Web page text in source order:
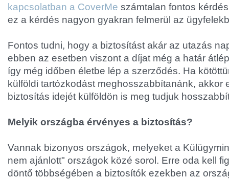
kapcsolatban a CoverMe számtalan fontos
ez a kérdés nagyon gyakran felmerül az
Fontos tudni, hogy a biztosítást akár az utazás
ebben az esetben viszont a díjat még a határ
így még időben életbe lép a szerződés. Ha
külföldi tartózkodást meghosszabbítanánk, akkor
biztosítás idejét külföldön is meg tudjuk
Melyik országba érvényes a biztosítás?
Vannak bizonyos országok, melyeket a
nem ajánlott" országok közé sorol. Erre oda kell
döntő többségében a biztosítók ezekben az